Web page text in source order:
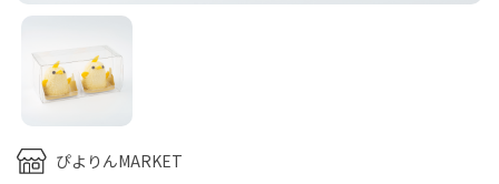
ぴよりんMARKET